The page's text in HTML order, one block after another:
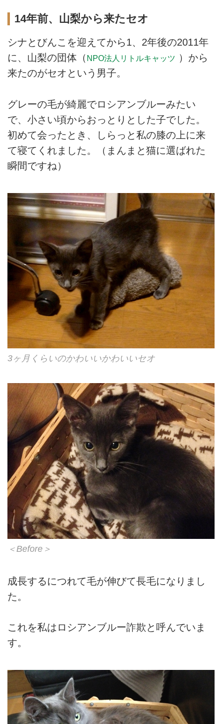
14年前、山梨から来たセオ
シナとびんこを迎えてから1、2年後の2011年
に、山梨の団体（ NPO法人リトルキャッツ ）から
来たのがセオという男子。
グレーの毛が綺麗でロシアンブルーみたい
で、小さい頃からおっとりとした子でした。
初めて会ったとき、しらっと私の膝の上に来
て寝てくれました。（まんまと猫に選ばれた
瞬間ですね）
3ヶ月くらいのかわいいかわいいセオ
＜Before＞
成長するにつれて毛が伸びて長毛になりまし
た。
これを私はロシアンブルー詐欺と呼んでいま
す。